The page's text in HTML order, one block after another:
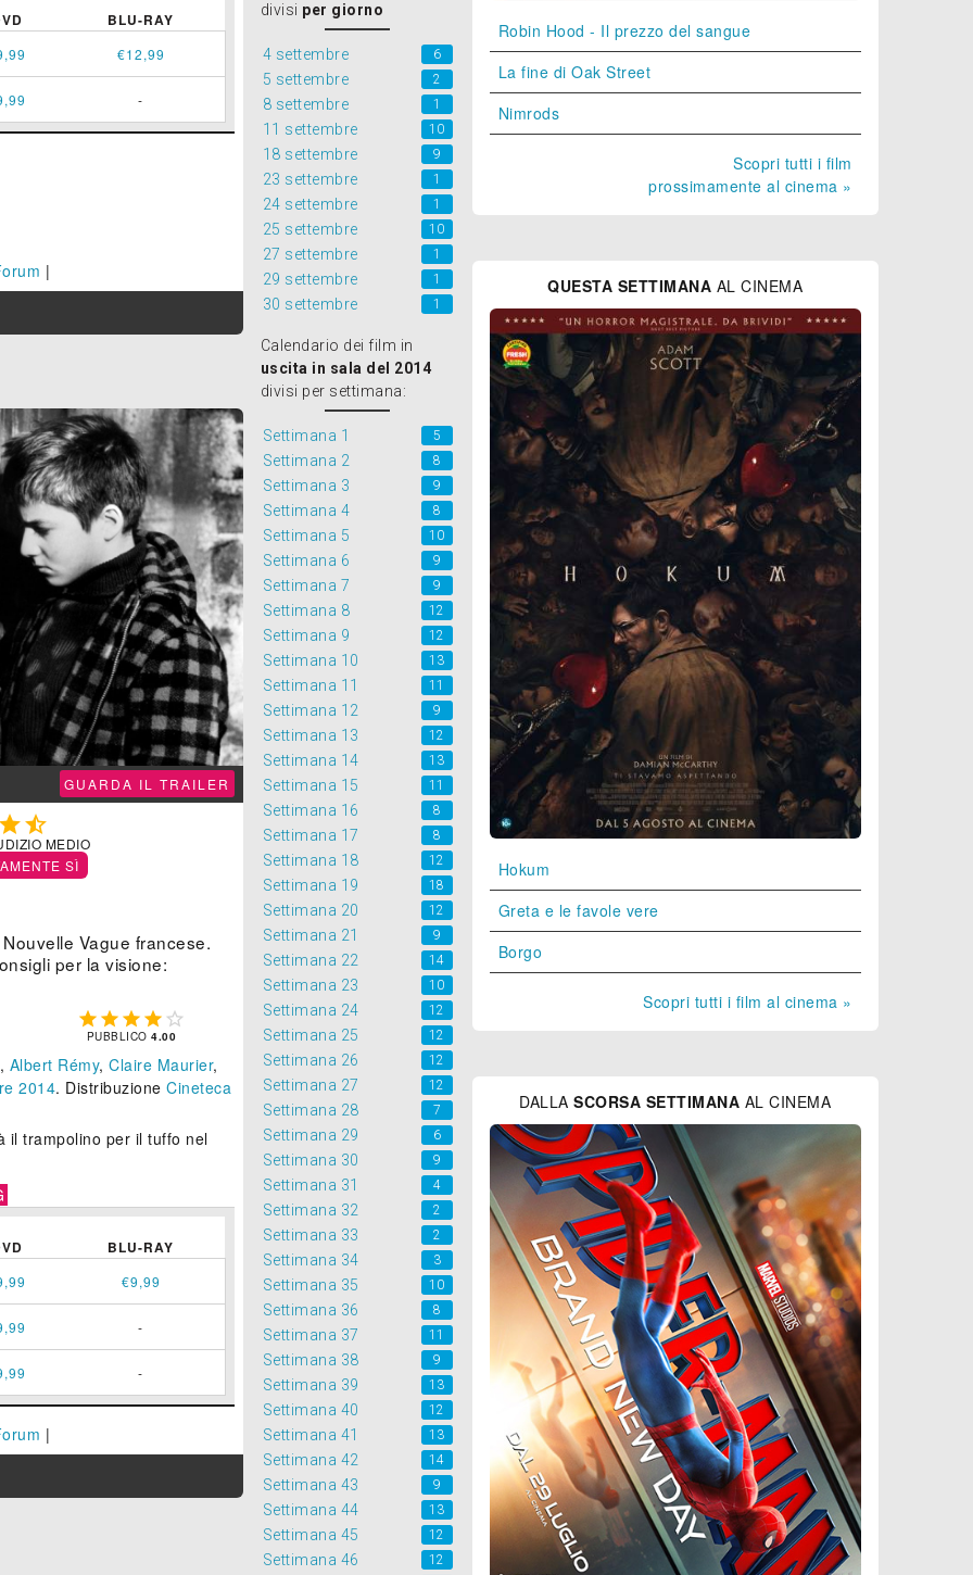
BLU-RAY
€12,99
-
|
GUARDA IL TRAILER

MEDIO
SÌ
Vague francese.
per la visione:
    
PUBBLICO4.00
, Albert Rémy, Claire Maurier,
2014. Distribuzione Cineteca
il trampolino per il tuffo nel
BLU-RAY
€9,99
-
-
|
divisi per giorno
4 settembre 6
5 settembre 2
8 settembre 1
11 settembre 10
18 settembre 9
23 settembre 1
24 settembre 1
25 settembre 10
27 settembre 1
29 settembre 1
30 settembre 1
Calendario dei film in
uscita in sala del 2014
divisi per settimana:
Settimana 1 5
Settimana 2 8
Settimana 3 9
Settimana 4 8
Settimana 5 10
Settimana 6 9
Settimana 7 9
Settimana 8 12
Settimana 9 12
Settimana 10 13
Settimana 11 11
Settimana 12 9
Settimana 13 12
Settimana 14 13
Settimana 15 11
Settimana 16 8
Settimana 17 8
Settimana 18 12
Settimana 19 18
Settimana 20 12
Settimana 21 9
Settimana 22 14
Settimana 23 10
Settimana 24 12
Settimana 25 12
Settimana 26 12
Settimana 27 12
Settimana 28 7
Settimana 29 6
Settimana 30 9
Settimana 31 4
Settimana 32 2
Settimana 33 2
Settimana 34 3
Settimana 35 10
Settimana 36 8
Settimana 37 11
Settimana 38 9
Settimana 39 13
Settimana 40 12
Settimana 41 13
Settimana 42 14
Settimana 43 9
Settimana 44 13
Settimana 45 12
Settimana 46 12
Robin Hood - Il prezzo del sangue
La fine di Oak Street
Nimrods
Scopri tutti i film
prossimamente al cinema »
QUESTA SETTIMANA AL CINEMA
Hokum
Greta e le favole vere
Borgo
Scopri tutti i film al cinema »
DALLASCORSA SETTIMANA AL CINEMA